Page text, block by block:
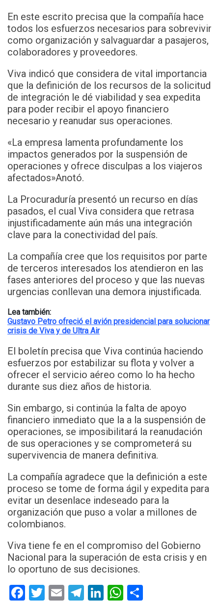
En este escrito precisa que la compañía hace
todos los esfuerzos necesarios para sobrevivir
como organización y salvaguardar a pasajeros,
colaboradores y proveedores.
Viva indicó que considera de vital importancia
que la definición de los recursos de la solicitud
de integración le dé viabilidad y sea expedita
para poder recibir el apoyo financiero
necesario y reanudar sus operaciones.
«La empresa lamenta profundamente los
impactos generados por la suspensión de
operaciones y ofrece disculpas a los viajeros
afectados»Anotó.
La Procuraduría presentó un recurso en días
pasados, el cual Viva considera que retrasa
injustificadamente aún más una integración
clave para la conectividad del país.
La compañía cree que los requisitos por parte
de terceros interesados ​​los atendieron en las
fases anteriores del proceso y que las nuevas
urgencias conllevan una demora injustificada.
Lea también:
Gustavo Petro ofreció el avión presidencial para solucionar
crisis de Viva y de Ultra Air
El boletín precisa que Viva continúa haciendo
esfuerzos por estabilizar su flota y volver a
ofrecer el servicio aéreo como lo ha hecho
durante sus diez años de historia.
Sin embargo, si continúa la falta de apoyo
financiero inmediato que la a la suspensión de
operaciones, se imposibilitará la reanudación
de sus operaciones y se comprometerá su
supervivencia de manera definitiva.
La compañía agradece que la definición a este
proceso se tome de forma ágil y expedita para
evitar un desenlace indeseado para la
organización que puso a volar a millones de
colombianos.
Viva tiene fe en el compromiso del Gobierno
Nacional para la superación de esta crisis y en
lo oportuno de sus decisiones.
Facebook
Twitter
EmailTelegram
LinkedIn
WhatsApp